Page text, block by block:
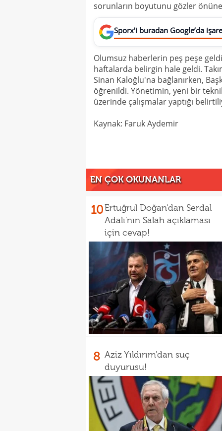
sorunların boyutunu gözler
Sporx’i buradan Google’da
Olumsuz haberlerin peş peşe
haftalarda belirgin hale geldi.
Sinan Kaloğlu'na bağlanırken,
öğrenildi. Yönetimin, yeni bir
üzerinde çalışmalar yaptığı
Kaynak: Faruk Aydemir
EN ÇOK OKUNANLAR
10Ertuğrul Doğan'dan Serdal
Adalı'nın Salah açıklaması
için cevap!
8 Aziz Yıldırım'dan suç
duyurusu!